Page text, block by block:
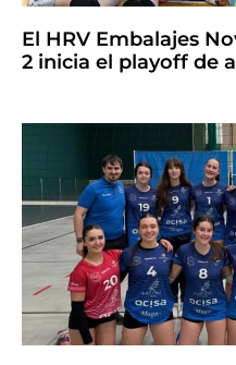
El HRV Embalajes
2 inicia el playoff de